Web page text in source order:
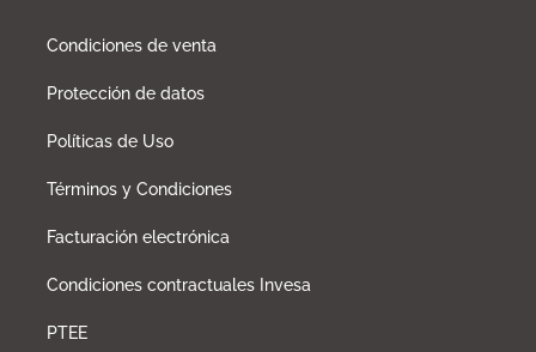
Condiciones de venta
Protección de datos
Políticas de Uso
Términos y Condiciones
Facturación electrónica
Condiciones contractuales Invesa
PTEE